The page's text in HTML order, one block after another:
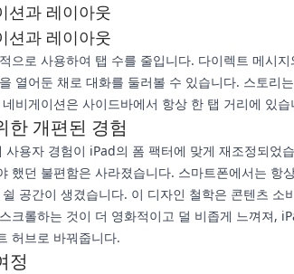
션과 레이아웃
션과 레이아웃
으로 사용하여 탭 수를 줄입니다. 다이렉트 메시
열어둔 채로 대화를 둘러볼 수 있습니다. 스토리
비게이션은 사이드바에서 항상 한 탭 거리에 있습
한 개편된 경험
사용자 경험이 iPad의 폼 팩터에 맞게 재조정되었
했던 불편함은 사라졌습니다. 스마트폰에서는 항
공간이 생겼습니다. 이 디자인 철학은 콘텐츠 소
크롤하는 것이 더 영화적이고 덜 비좁게 느껴져,
허브로 바꿔줍니다.
정